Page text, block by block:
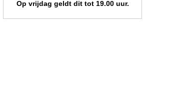
Op vrijdag geldt dit tot 19.00 uur.